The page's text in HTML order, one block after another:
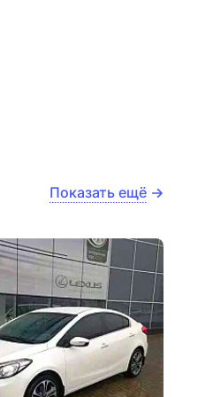
Показать ещё